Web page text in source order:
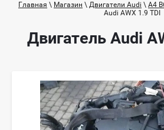
Главная \ Магазин \ Двигатели Audi \ A4
Audi AWX 1.9 TDI
Двигатель Audi